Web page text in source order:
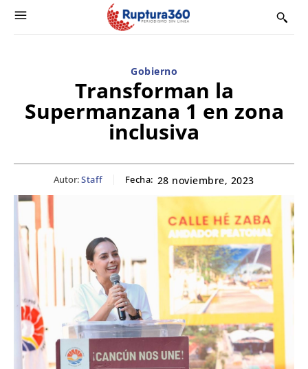
Gobierno
Transforman la
Supermanzana 1 en zona
inclusiva
Autor:Staff Fecha: 28 noviembre, 2023